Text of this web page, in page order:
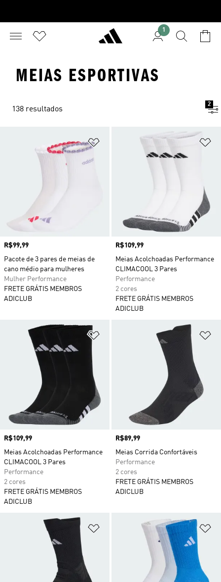
1
MEIAS ESPORTIVAS
138 resultados
2
Adicionar à Lista de Desejos
Preço
R$99,99
Pacote de 3 pares de meias de
cano médio para mulheres
Mulher Performance
FRETE GRÁTIS MEMBROS
ADICLUB
Preço
R$109,99
Meias Acolchoadas Performance
CLIMACOOL 3 Pares
Performance
2 cores
FRETE GRÁTIS MEMBROS
ADICLUB
Adicionar à Lista de Desejos
Preço
R$109,99
Meias Acolchoadas Performance
CLIMACOOL 3 Pares
Performance
2 cores
FRETE GRÁTIS MEMBROS
ADICLUB
Preço
R$89,99
Meias Corrida Confortáveis
Performance
2 cores
FRETE GRÁTIS MEMBROS
ADICLUB
Adicionar à Lista de Desejos